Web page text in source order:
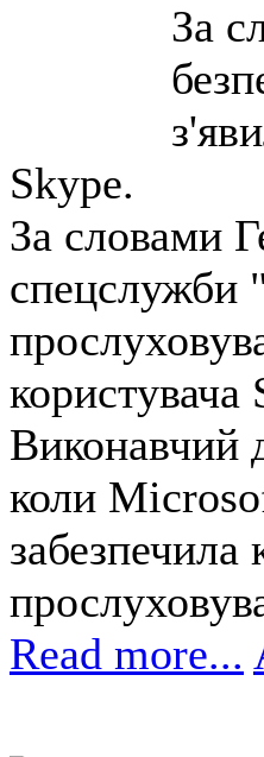
За
Skype.
За словами
спецслужби
користувача
Виконавчий
коли
забезпечила
Read more...